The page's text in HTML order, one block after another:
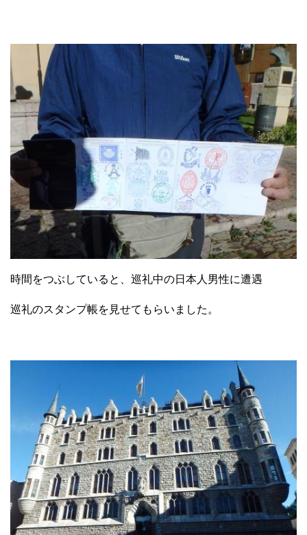
時間をつぶしていると、巡礼中の日本人男性に遭遇
巡礼のスタンプ帳を見せてもらいました。